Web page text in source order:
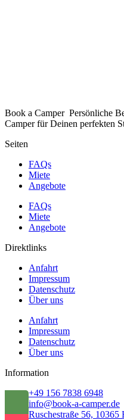
Book a Camper Persönliche
Camper für Deinen perfekten
Seiten
FAQs
Miete
Angebote
FAQs
Miete
Angebote
Direktlinks
Anfahrt
Impressum
Datenschutz
Über uns
Anfahrt
Impressum
Datenschutz
Über uns
Information
+49 156 7838 6948
info@book-a-camper.de
Ruschestraße 56,